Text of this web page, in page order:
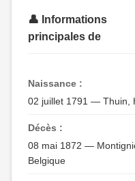
👤 Informations
principales de
Naissance :
02 juillet 1791 — Thuin,
Décès :
08 mai 1872 —
Belgique